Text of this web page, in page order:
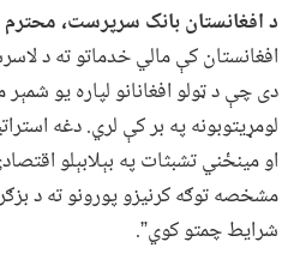
د افغانستان بانک سرپرست،
افغانستان کې مالي خدماتو ته د
دی چې د ټولو افغانانو لپاره یو
لومړیتوبونه په بر کې لري. دغه
او مینځني تشبثات په بېلابېلو
مشخصه توګه کرنیزو پورونو ته د
شرایط چمتو کوي”.